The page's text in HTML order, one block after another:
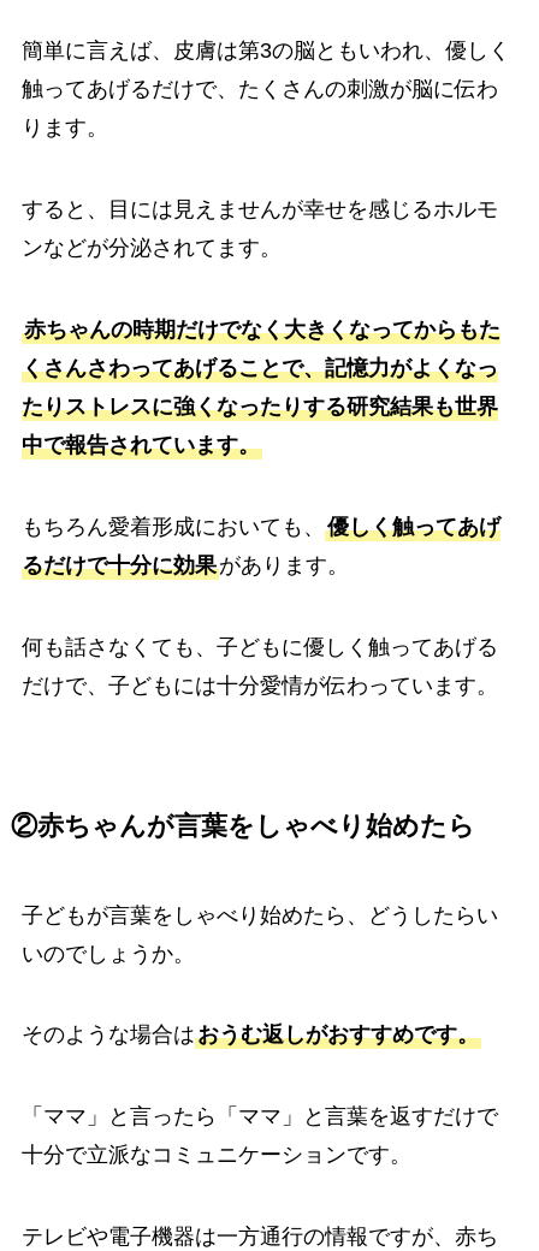
簡単に言えば、皮膚は第3の脳ともいわれ、優しく
触ってあげるだけで、たくさんの刺激が脳に伝わ
ります。
すると、目には見えませんが幸せを感じるホルモ
ンなどが分泌されてます。
赤ちゃんの時期だけでなく大きくなってからもた
くさんさわってあげることで、記憶力がよくなっ
たりストレスに強くなったりする研究結果も世界
中で報告されています。
もちろん愛着形成においても、 優しく触ってあげ
るだけで十分に効果があります。
何も話さなくても、子どもに優しく触ってあげる
だけで、子どもには十分愛情が伝わっています。
②赤ちゃんが言葉をしゃべり始めたら
子どもが言葉をしゃべり始めたら、どうしたらい
いのでしょうか。
そのような場合はおうむ返しがおすすめです。
「ママ」と言ったら「ママ」と言葉を返すだけで
十分で立派なコミュニケーションです。
テレビや電子機器は一方通行の情報ですが、赤ち